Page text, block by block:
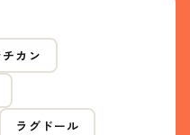
カン
ラグドール